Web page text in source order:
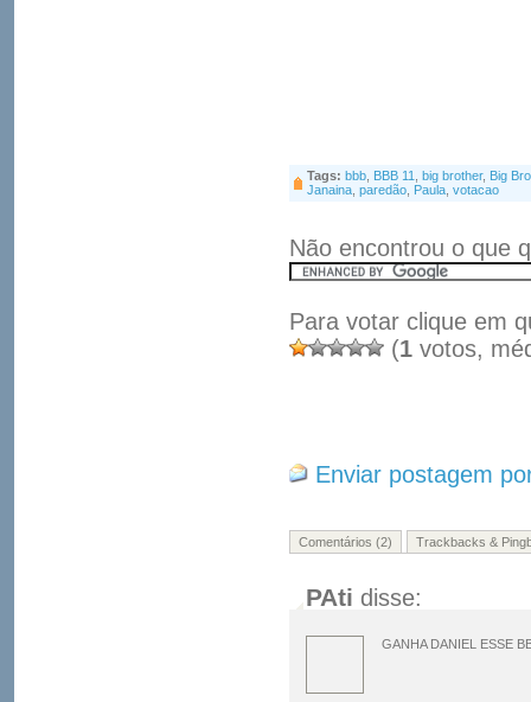
Tags: bbb BBB 11 big brother, Big
Janaina paredão Paula votacao
Não encontrou o que
Para votar clique em
(1 votos,
Enviar postagem
Comentários (2) Trackbacks &
PAti disse:
GANHA DANIEL ESSE